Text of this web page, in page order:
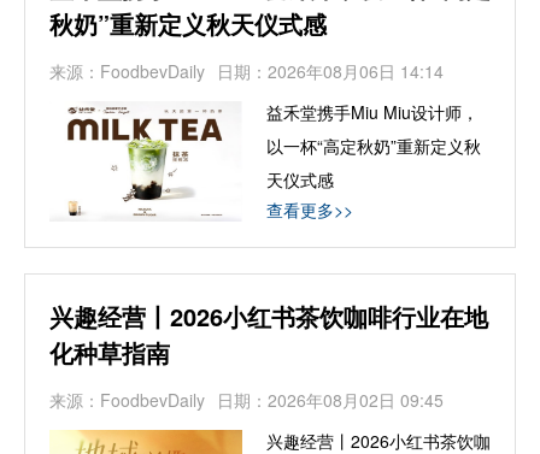
秋奶”重新定义秋天仪式感
来源：FoodbevDaily 日期：2026年08月06日 14:14
益禾堂携手Miu Miu设计师，
以一杯“高定秋奶”重新定义秋
天仪式感
查看更多>>
兴趣经营丨2026小红书茶饮咖啡行业在地
化种草指南
来源：FoodbevDaily 日期：2026年08月02日 09:45
兴趣经营丨2026小红书茶饮咖